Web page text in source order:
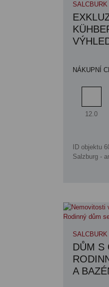
NÁKUPNÍ
Pokoj
12.0
ID objektu
Salzburg -
SALCBURK
DŮM S
A